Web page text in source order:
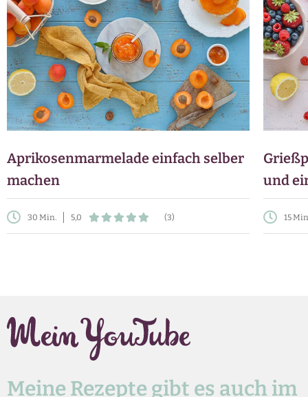
Aprikosenmarmelade einfach selber
machen
30 Min. 5,0 (3)
und
15
Meine Rezepte gibt es auch im